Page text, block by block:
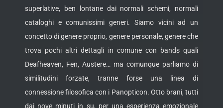
superlative, ben lontane dai normali schemi, normali
cataloghi e comunissimi generi. Siamo vicini ad un
concetto di genere proprio, genere personale, genere che
trova pochi altri dettagli in comune con bands quali
Deafheaven, Fen, Austere… ma comunque parliamo di
similitudini forzate, tranne forse una linea di
connessione filosofica con i Panopticon. Otto brani, tutti
dai nove minuti in su, per una esperienza emozionale